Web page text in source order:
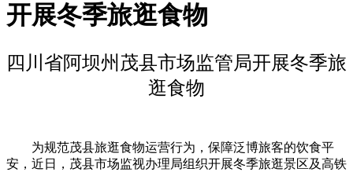
开展冬季旅逛食物
四川省阿坝州茂县市场监管局开展冬季旅
逛食物
为规范茂县旅逛食物运营行为，保障泛博旅客的饮食平
安，近日，茂县市场监视办理局组织开展冬季旅逛景区及高铁